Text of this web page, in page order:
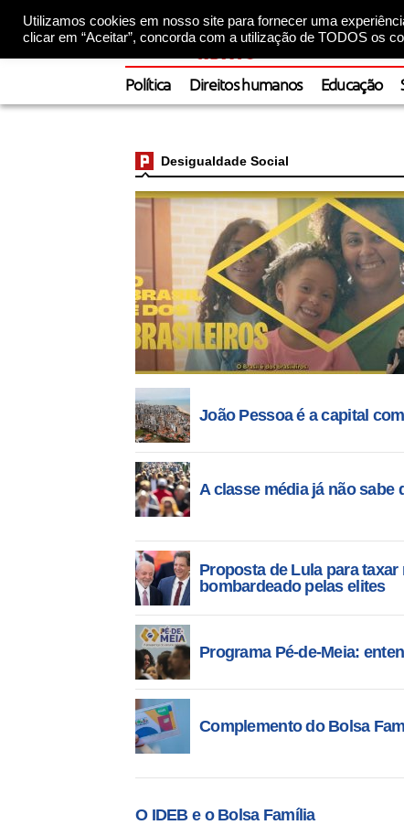
Utilizamos cookies em nosso site para fornecer uma
clicar em “Aceitar”, concorda com a utilização de TODOS os
Política Direitos humanos Educação
Desigualdade Social
João Pessoa é a capital
A classe média já não sabe
Proposta de Lula para
bombardeado pelas elites
Programa Pé-de-Meia:
Complemento do Bolsa
O IDEB e o Bolsa Família